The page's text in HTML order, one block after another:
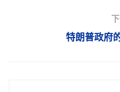
特朗普政府